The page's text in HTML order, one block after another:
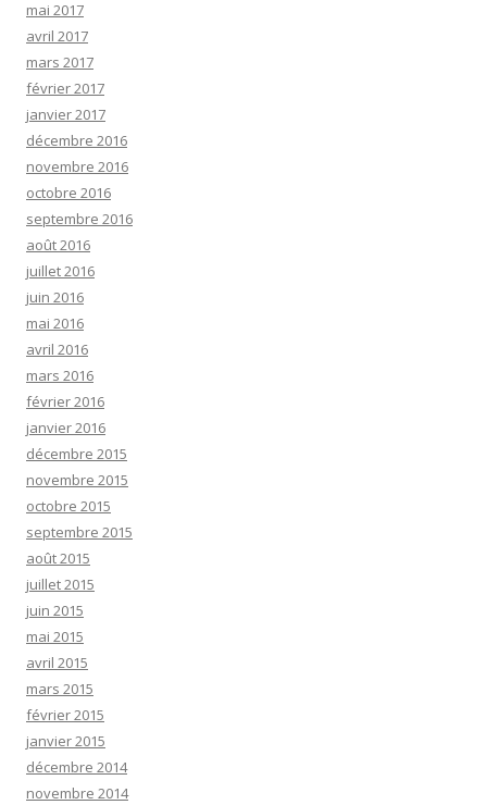
mai 2017
avril 2017
mars 2017
février 2017
janvier 2017
décembre 2016
novembre 2016
octobre 2016
septembre 2016
août 2016
juillet 2016
juin 2016
mai 2016
avril 2016
mars 2016
février 2016
janvier 2016
décembre 2015
novembre 2015
octobre 2015
septembre 2015
août 2015
juillet 2015
juin 2015
mai 2015
avril 2015
mars 2015
février 2015
janvier 2015
décembre 2014
novembre 2014